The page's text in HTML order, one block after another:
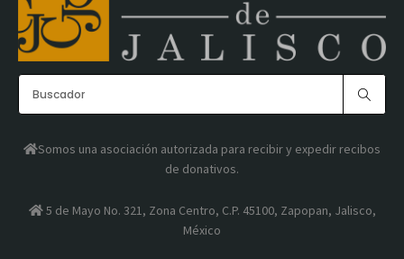
Somos una asociación autorizada para recibir y expedir recibos
de donativos.
5 de Mayo No. 321, Zona Centro, C.P. 45100, Zapopan, Jalisco,
México